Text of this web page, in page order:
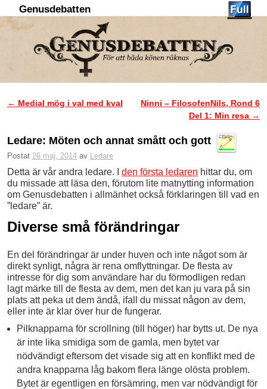
Genusdebatten
Inläggsnavigering
← Medial mög i val med kval
Ninni – FilosofenNils, Rond 6
Del 1: Min resa →
Ledare: Möten och annat smått och gott
Postat 26 maj, 2014 av Ledare
Detta är vår andra ledare. I den första ledaren hittar du, om
du missade att läsa den, förutom lite matnytting information
om Genusdebatten i allmänhet också förklaringen till vad en
”ledare” är.
Diverse små förändringar
En del förändringar är under huven och inte något som är
direkt synligt, några är rena omflyttningar. De flesta av
intresse för dig som användare har du förmodligen redan
lagt märke till de flesta av dem, men det kan ju vara på sin
plats att peka ut dem ändå, ifall du missat någon av dem,
eller inte är klar över hur de fungerar.
Pilknapparna för scrollning (till höger) har bytts ut. De nya
är inte lika smidiga som de gamla, men bytet var
nödvändigt eftersom det visade sig att en konflikt med de
andra knapparna låg bakom flera länge olösta problem.
Bytet är egentligen en försämring, men var nödvändigt för